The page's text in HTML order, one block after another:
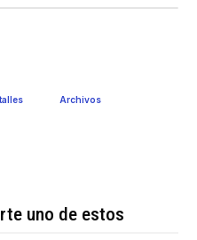
Archivos
uno de estos